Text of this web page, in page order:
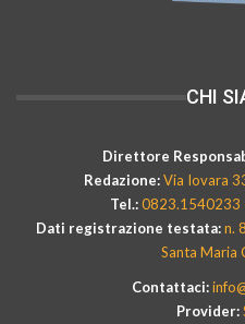
CHI
Direttore
Redazione:Via Iovara
Tel.:0823.1540233
Dati registrazione testata:n.
Santa Maria
Contattaci:
Provider: